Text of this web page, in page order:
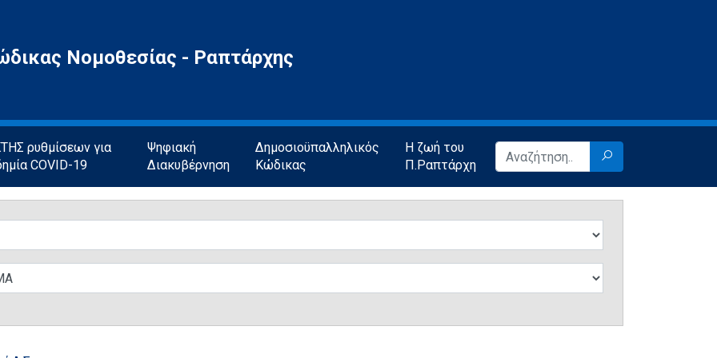
Νομοθεσίας - Ραπτάρχης
ρυθμίσεων για
COVID-19
Ψηφιακή
Διακυβέρνηση
Δημοσιοϋπαλληλικός
Κώδικας
Η ζωή του
Π.Ραπτάρχη